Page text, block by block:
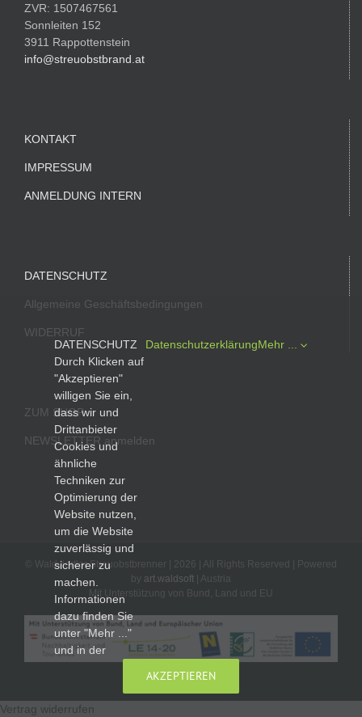
ZVR: 1507467561
Sonnleiten 152
3911 Rappottenstein
info@streuobstbrand.at
KONTAKT
IMPRESSUM
ANMELDUNG INTERN
DATENSCHUTZ
Allgemeine Geschäftsbedingungen
WIDERRUF
ZUM SHOP
NEWSLETTER anmelden
© Waldviertler Streuobstbrenner | 2026 | All Rights Reserved | Powered
by art.waldsoft | Austria
Mit Unterstützung von Bund, Land und EU
Vertrag widerrufen
DATENSCHUTZ
Durch Klicken auf
"Akzeptieren"
willigen Sie ein,
dass wir und
Drittanbieter
Cookies und
ähnliche
Techniken zur
Optimierung der
Website nutzen,
um die Website
zuverlässig und
sicherer zu
machen.
Informationen
dazu finden Sie
unter "Mehr ..."
und in der
DatenschutzerklärungMehr ...
AKZEPTIEREN